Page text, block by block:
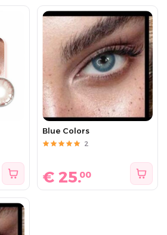
Blue Colors
2
€ 25.00